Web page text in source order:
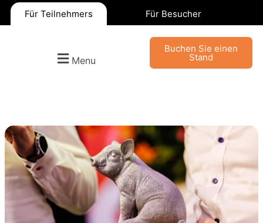
Für Teilnehmers Für Besucher
Menu
Buchen Sie einen
Stand